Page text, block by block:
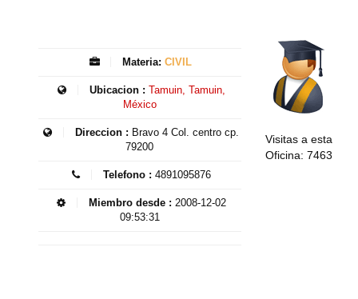
Materia: CIVIL
Ubicacion : Tamuin, Tamuin,
México
Direccion : Bravo 4 Col. centro cp.
79200
Telefono : 4891095876
Miembro desde : 2008-12-02
09:53:31
Visitas a esta
Oficina: 7463